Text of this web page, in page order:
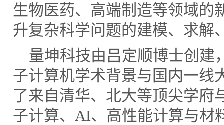
生物医药、高端制造等领域的
升复杂科学问题的建模、求解
量坤科技由吕定顺博士创建
子计算机学术背景与国内一线
了来自清华、北大等顶尖学府
子计算、AI、高性能计算与材